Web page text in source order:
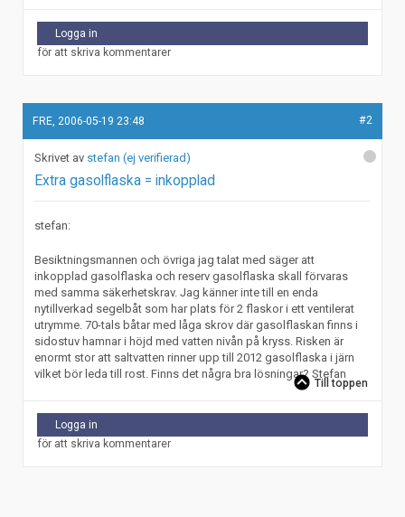
Logga in
för att skriva kommentarer
FRE, 2006-05-19 23:48 #2
stefan (ej verifierad)
Extra gasolflaska = inkopplad
stefan:
Besiktningsmannen och övriga jag talat med säger att
inkopplad gasolflaska och reserv gasolflaska skall förvaras
med samma säkerhetskrav. Jag känner inte till en enda
nytillverkad segelbåt som har plats för 2 flaskor i ett ventilerat
utrymme. 70-tals båtar med låga skrov där gasolflaskan finns i
sidostuv hamnar i höjd med vatten nivån på kryss. Risken är
enormt stor att saltvatten rinner upp till 2012 gasolflaska i järn
vilket bör leda till rost. Finns det några bra lösningar? Stefan
Till toppen
Logga in
för att skriva kommentarer